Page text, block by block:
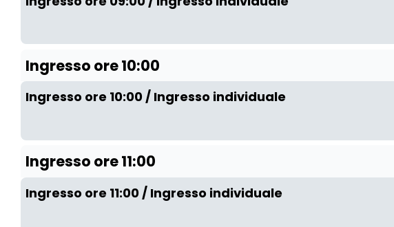
Ingresso ore 10:00
Ingresso ore 10:00 / Ingresso individuale
Ingresso ore 11:00
Ingresso ore 11:00 / Ingresso individuale